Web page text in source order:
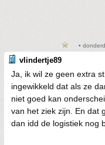
•
vlindertje89
Ja, ik wil ze geen extra
ingewikkeld dat als ze
niet goed kan
van het ziek zijn. En dat
dan idd de logistiek nog